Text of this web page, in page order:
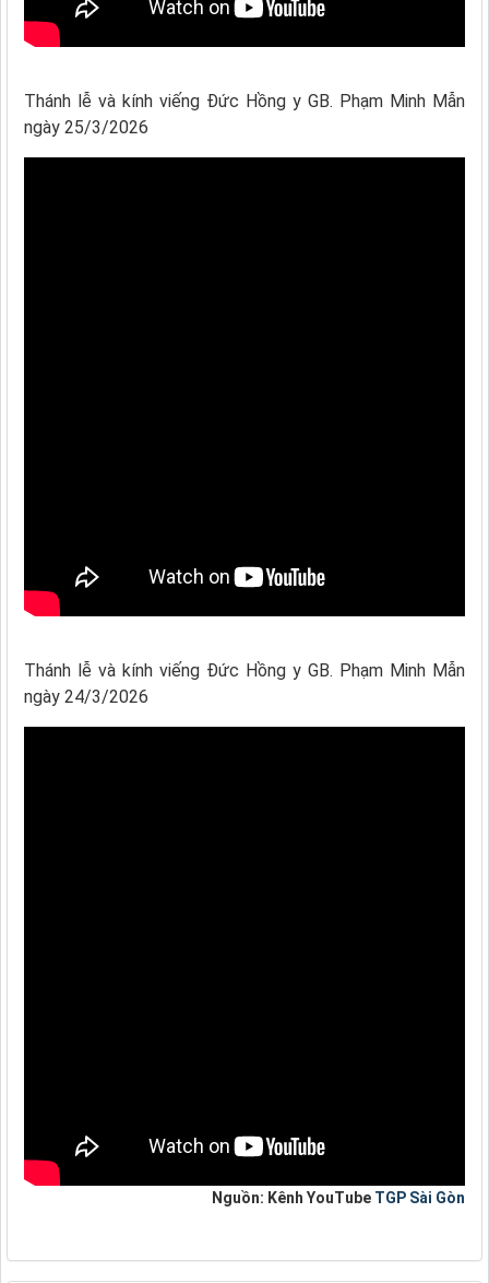
Thánh lễ và kính viếng Đức Hồng y GB. Phạm Minh Mẫn
ngày 25/3/2026
Thánh lễ và kính viếng Đức Hồng y GB. Phạm Minh Mẫn
ngày 24/3/2026
Nguồn: Kênh YouTube TGP Sài Gòn